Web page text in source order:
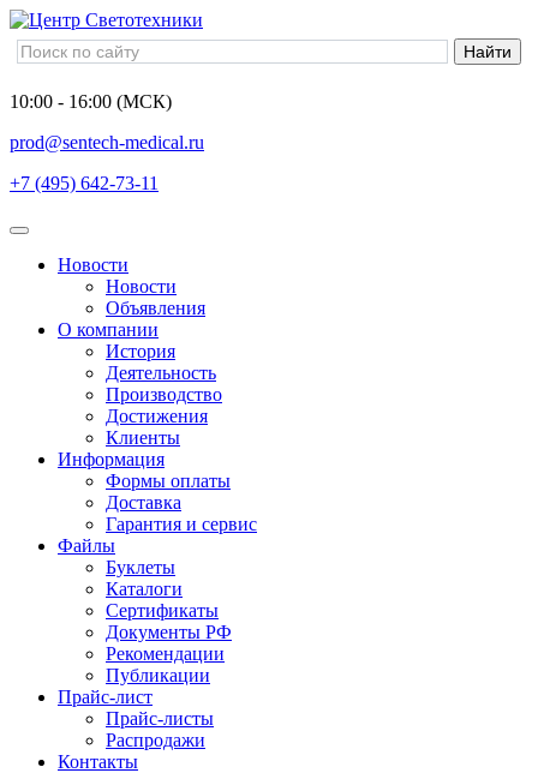
10:00 - 16:00 (МСК)
prod@sentech-medical.ru
+7 (495) 642-73-11
Новости
Новости
Объявления
О компании
История
Деятельность
Производство
Достижения
Клиенты
Информация
Формы оплаты
Доставка
Гарантия и сервис
Файлы
Буклеты
Каталоги
Сертификаты
Документы РФ
Рекомендации
Публикации
Прайс-лист
Прайс-листы
Распродажи
Контакты